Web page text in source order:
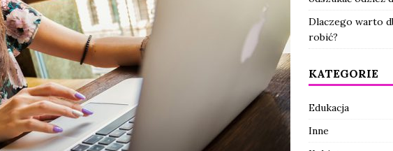
Dlaczego warto
robić?
KATEGORIE
Edukacja
Inne